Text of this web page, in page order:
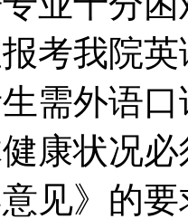
考我院
需外语
康状况
意见》的